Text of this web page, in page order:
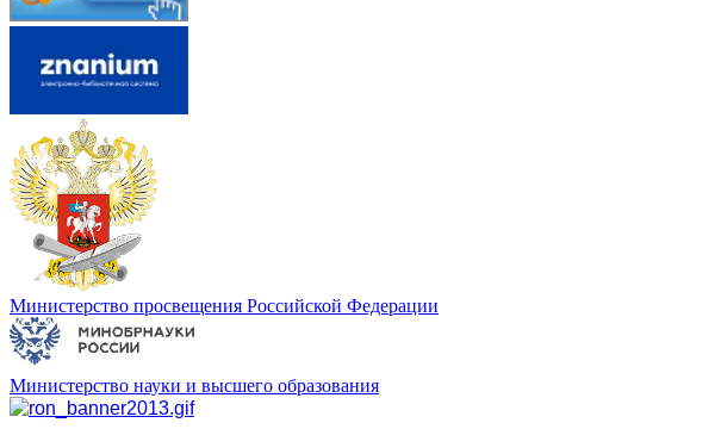
Министерство просвещения Российской Федерации
Министерство науки и высшего образования